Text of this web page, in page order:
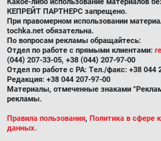
КЕПРЕЙТ ПАРТНЕРС запрещено.
При правомерном использовании
tochka.net обязательна.
По вопросам рекламы обращайтесь:
Отдел по работе с прямыми клиентами:
(044) 207-33-05, +38 (044) 207-97-00
Отдел по работе с РА: Тел./факс: +38 044
Редакция: +38 044 207-97-00
Материалы, отмеченные знаками
рекламы.
Правила пользования, Политика в сфере
данных.